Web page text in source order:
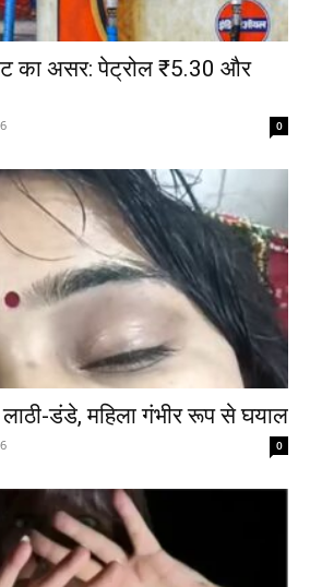
का असर: पेट्रोल ₹5.30 और
0
डंडे, महिला गंभीर रूप से घयाल
0